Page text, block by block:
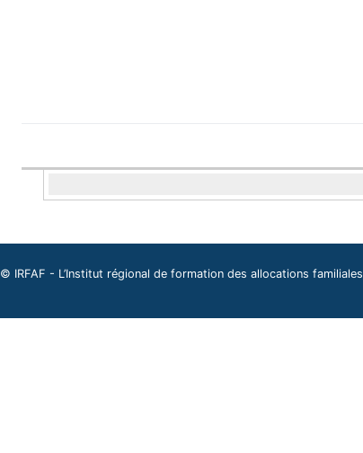
© IRFAF - L’Institut régional de formation des allocations familiales